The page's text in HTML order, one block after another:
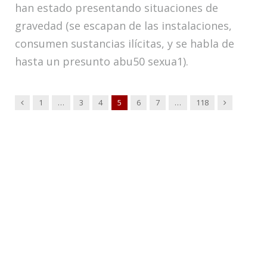
han estado presentando situaciones de
gravedad (se escapan de las instalaciones,
consumen sustancias ilícitas, y se habla de
hasta un presunto abu50 sexua1).
Anterior
1 … 3 4 5 6 7 … 118 Siguiente